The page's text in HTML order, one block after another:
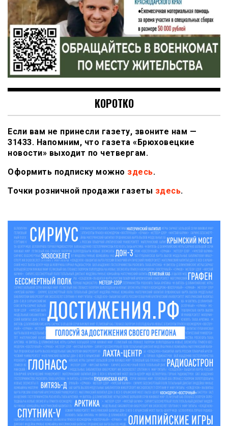
КОРОТКО
Если вам не принесли газету, звоните нам —
31433. Напомним, что газета «Брюховецкие
новости» выходит по четвергам.
Оформить подписку можно здесь.
Точки розничной продажи газеты здесь.